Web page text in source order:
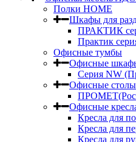
Полки HOME
Шкафы для
ПРАКТИК
Практик
Офисные тумбы
Офисные
Серия NW
Офисные столы
Офисные
Кресла для
Кресла для
Кресла для